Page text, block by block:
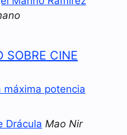
SOBRE CINE
máxima potencia
Drácula Mao Nir